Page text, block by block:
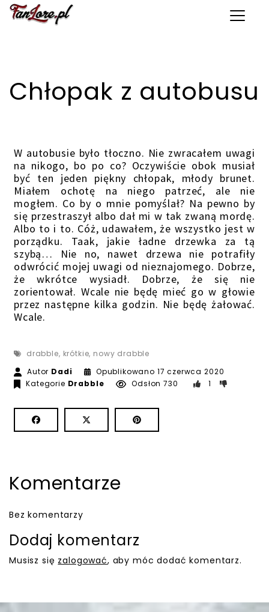
Toggle
Chłopak z autobusu
W autobusie było tłoczno. Nie zwracałem uwagi
na nikogo, bo po co? Oczywiście obok musiał
być ten jeden piękny chłopak, młody brunet.
Miałem ochotę na niego patrzeć, ale nie
mogłem. Co by o mnie pomyślał? Na pewno by
się przestraszył albo dał mi w tak zwaną mordę.
Albo to i to. Cóż, udawałem, że wszystko jest w
porządku. Taak, jakie ładne drzewka za tą
szybą… Nie no, nawet drzewa nie potrafiły
odwrócić mojej uwagi od nieznajomego. Dobrze,
że wkrótce wysiadł. Dobrze, że się nie
zorientował. Wcale nie będę mieć go w głowie
przez następne kilka godzin. Nie będę żałować.
Wcale.
drabble, krótkie, nowy drabble
Autor Dadi Opublikowano 17 czerwca 2020
Kategorie Drabble Odsłon 730 1
Komentarze
Bez komentarzy
Dodaj komentarz
Musisz się zalogować, aby móc dodać komentarz.